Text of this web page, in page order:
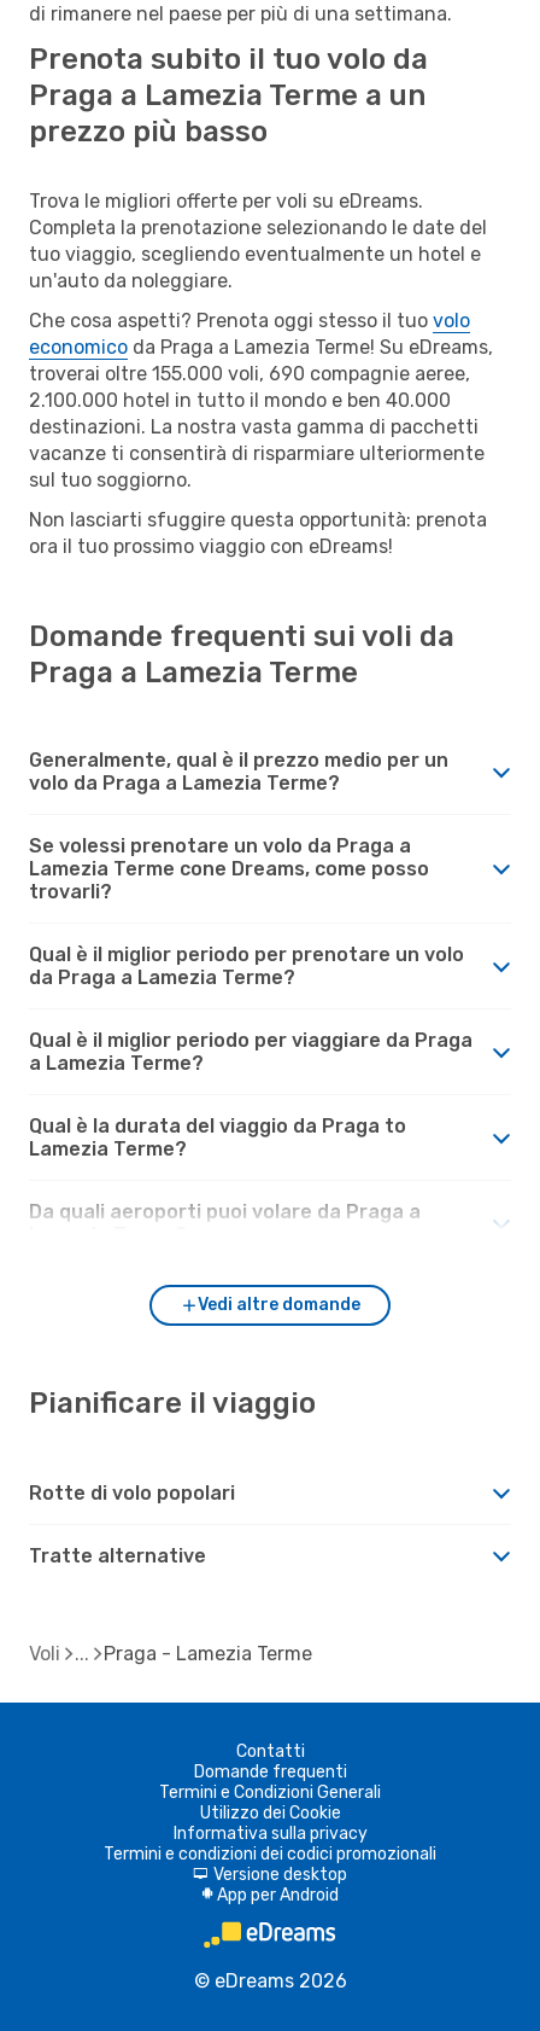
di rimanere nel paese per più di una settimana.
Prenota subito il tuo volo da
Praga a Lamezia Terme a un
prezzo più basso
Trova le migliori offerte per voli su eDreams.
Completa la prenotazione selezionando le date del
tuo viaggio, scegliendo eventualmente un hotel e
un'auto da noleggiare.
Che cosa aspetti? Prenota oggi stesso il tuo volo
economico da Praga a Lamezia Terme! Su eDreams,
troverai oltre 155.000 voli, 690 compagnie aeree,
2.100.000 hotel in tutto il mondo e ben 40.000
destinazioni. La nostra vasta gamma di pacchetti
vacanze ti consentirà di risparmiare ulteriormente
sul tuo soggiorno.
Non lasciarti sfuggire questa opportunità: prenota
ora il tuo prossimo viaggio con eDreams!
Domande frequenti sui voli da
Praga a Lamezia Terme
Generalmente, qual è il prezzo medio per un
volo da Praga a Lamezia Terme?
Se volessi prenotare un volo da Praga a
Lamezia Terme cone Dreams, come posso
trovarli?
Qual è il miglior periodo per prenotare un volo
da Praga a Lamezia Terme?
Qual è il miglior periodo per viaggiare da Praga
a Lamezia Terme?
Qual è la durata del viaggio da Praga to
Lamezia Terme?
Da quali aeroporti puoi volare da Praga a
Vedi altre domande
Pianificare il viaggio
Rotte di volo popolari
Tratte alternative
Voli Praga - Lamezia Terme
Contatti
Domande frequenti
Termini e Condizioni Generali
Utilizzo dei Cookie
Informativa sulla privacy
Termini e condizioni dei codici promozionali
d Versione desktop
A App per Android
© eDreams 2026